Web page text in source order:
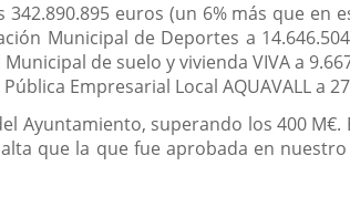
euros (un 6% más que en
Municipal de Deportes a
de suelo y vivienda VIVA a
Empresarial Local AQUAVALL a
Ayuntamiento, superando los 400 M€.
que la que fue aprobada en